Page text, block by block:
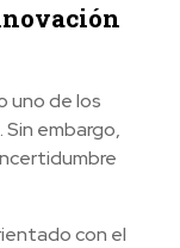
uno de los
embargo,
con el